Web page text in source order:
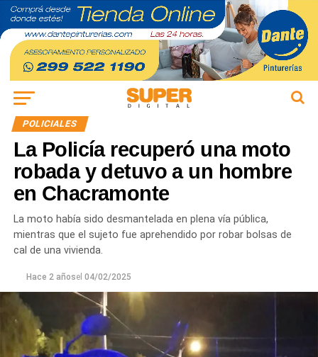
POLICIALES
La Policía recuperó una moto
robada y detuvo a un hombre
en Chacramonte
La moto había sido desmantelada en plena vía pública,
mientras que el sujeto fue aprehendido por robar bolsas de
cal de una vivienda.
Hace 2 añosel 04/02/2025